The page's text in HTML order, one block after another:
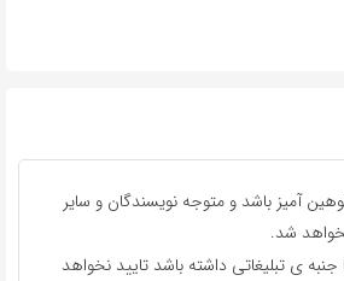
آمیز باشد و متوجه نویسندگان و سایر
شد.
ی تبلیغاتی داشته باشد تایید نخواهد